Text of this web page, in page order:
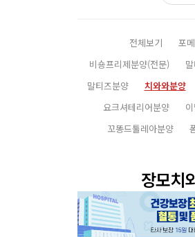
전체보기
포
비숑프리제분양(전문)
말티즈분양
치와와분양
요크셔테리어분양
꼬똥드툴레아분양
장모치